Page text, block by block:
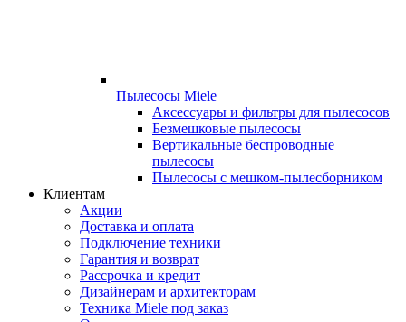
Пылесосы Miele
Аксессуары и фильтры для пылесосов
Безмешковые пылесосы
Вертикальные беспроводные
пылесосы
Пылесосы с мешком-пылесборником
Клиентам
Акции
Доставка и оплата
Подключение техники
Гарантия и возврат
Рассрочка и кредит
Дизайнерам и архитекторам
Техника Miele под заказ